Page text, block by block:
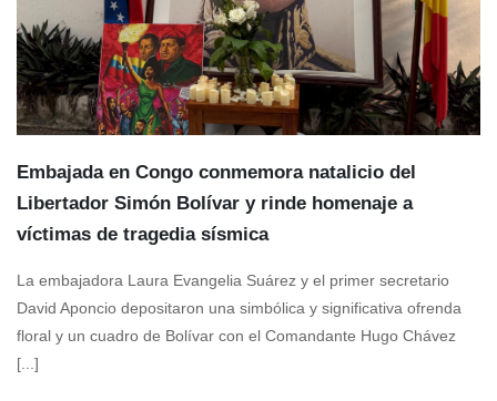
Embajada en Congo conmemora natalicio del
Libertador Simón Bolívar y rinde homenaje a
víctimas de tragedia sísmica
La embajadora Laura Evangelia Suárez y el primer secretario
David Aponcio depositaron una simbólica y significativa ofrenda
floral y un cuadro de Bolívar con el Comandante Hugo Chávez
[...]